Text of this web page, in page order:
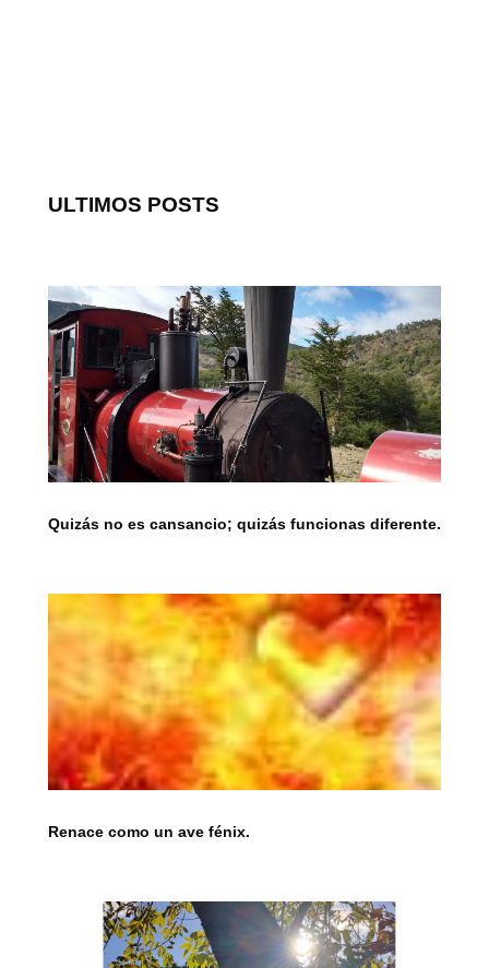
ULTIMOS POSTS
Quizás no es cansancio; quizás funcionas diferente.
Renace como un ave fénix.